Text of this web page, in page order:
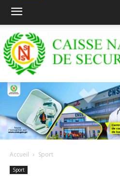
Accueil Sport
Sport